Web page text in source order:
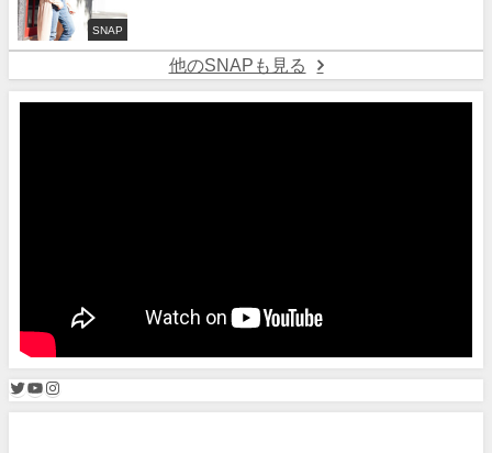
SNAP
他のSNAPも見る